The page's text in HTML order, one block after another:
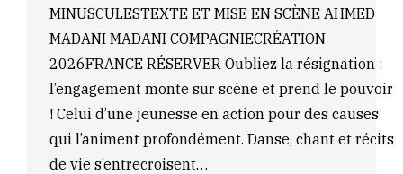
MINUSCULESTEXTE ET MISE EN SCÈNE AHMED
MADANI MADANI COMPAGNIECRÉATION
2026FRANCE RÉSERVER Oubliez la résignation :
l’engagement monte sur scène et prend le pouvoir
! Celui d’une jeunesse en action pour des causes
qui l’animent profondément. Danse, chant et récits
de vie s’entrecroisent…